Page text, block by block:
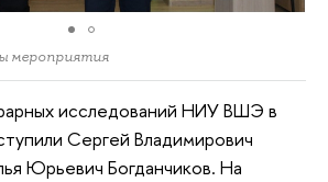
мероприятия
исследований НИУ ВШЭ в
Сергей Владимирович
Юрьевич Богданчиков. На